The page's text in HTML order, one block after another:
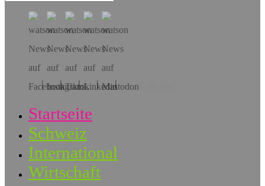
Hol dir die App!
Startseite
Schweiz
International
Wirtschaft